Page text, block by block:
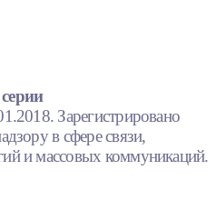
Зарегистрировано
в сфере связи,
и массовых коммуникаций.